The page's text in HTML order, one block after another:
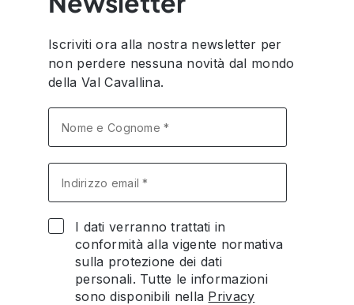
Iscriviti ora alla nostra newsletter per
non perdere nessuna novità dal mondo
della Val Cavallina.
I dati verranno trattati in
conformità alla vigente normativa
sulla protezione dei dati
personali. Tutte le informazioni
sono disponibili nella Privacy